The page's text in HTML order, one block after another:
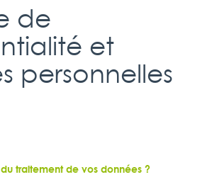
de
et
personnelles
traitement de vos données ?